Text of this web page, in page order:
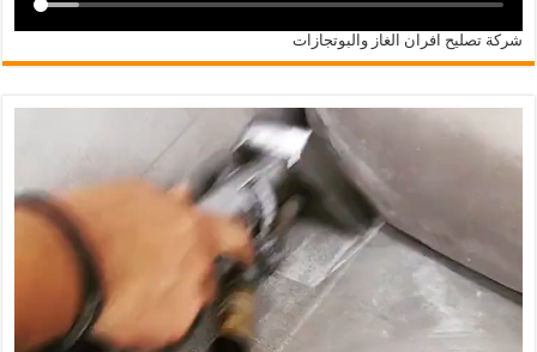
شركة تصليح افران الغاز والبوتجازات